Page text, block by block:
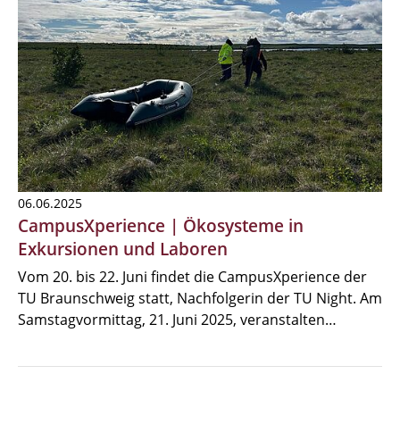
06.06.2025
CampusXperience | Ökosysteme in
Exkursionen und Laboren
Vom 20. bis 22. Juni findet die CampusXperience der
TU Braunschweig statt, Nachfolgerin der TU Night. Am
Samstagvormittag, 21. Juni 2025, veranstalten…